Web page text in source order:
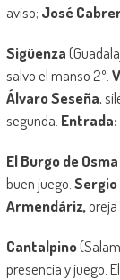
aviso; José
Sigüenza
salvo el manso 2º.
Álvaro Seseña,
segunda. Entrada:
El Burgo de Osma
buen juego. Sergio
Armendáriz,oreja
Cantalpino
presencia y juego.